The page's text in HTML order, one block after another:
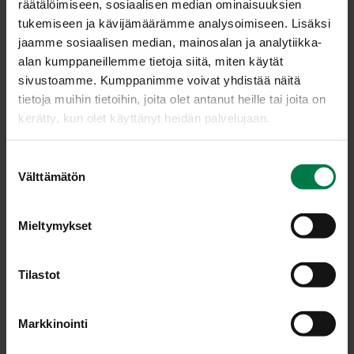
räätälöimiseen, sosiaalisen median ominaisuuksien
tukemiseen ja kävijämäärämme analysoimiseen. Lisäksi
jaamme sosiaalisen median, mainosalan ja analytiikka-
alan kumppaneillemme tietoja siitä, miten käytät
sivustoamme. Kumppanimme voivat yhdistää näitä
tietoja muihin tietoihin, joita olet antanut heille tai joita on
kerätty, kun olet käyttänyt heidän palvelujaan.
Välttämätön
Mieltymykset
Tilastot
Markkinointi
Lisäksi
ruukkusalaattia
8kpl ruisvuokaleipäviipaletta
Hienonna sipuli ja viipaloi sienet. Ruskista sienet ja
sipulikuutiot kevyesti öljytilkassa paistinpannulla.
Lisää joukkoon sulatejuusto nokareina. Kuumenna
tasaista.
Lisää pannulle tarvittaessa tilkka vettä, jos muhennos
tuntuu liian paksulta. Mausta lopuksi tuoreilla yrteillä.
Paloittele salaatti suupaloiksi ja jaa neljälle lautaselle.
rasvaa. Nosta neljä leipäviipaletta salaattisuikaleiden